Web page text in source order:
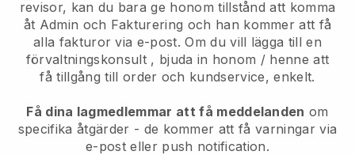
revisor, kan du bara ge honom tillstånd att komma
åt Admin och Fakturering och han kommer att få
alla fakturor via e-post.Om du vill lägga till en
förvaltningskonsult, bjuda in honom / henne att
få tillgång till order och kundservice, enkelt.
Få dina lagmedlemmar att få meddelanden om
specifika åtgärder - de kommer att få varningar via
e-post eller push notification.